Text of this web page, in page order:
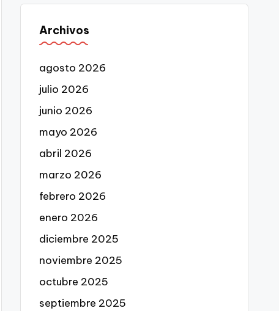
Archivos
agosto 2026
julio 2026
junio 2026
mayo 2026
abril 2026
marzo 2026
febrero 2026
enero 2026
diciembre 2025
noviembre 2025
octubre 2025
septiembre 2025